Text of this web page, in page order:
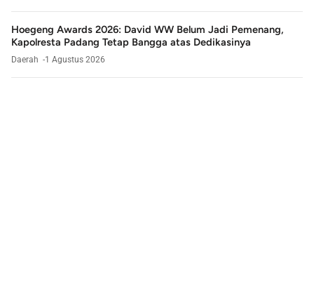
Hoegeng Awards 2026: David WW Belum Jadi Pemenang,
Kapolresta Padang Tetap Bangga atas Dedikasinya
Daerah 1 Agustus 2026